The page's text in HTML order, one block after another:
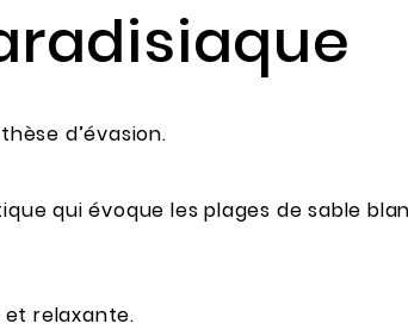
d’évasion.
qui évoque les plages de sable
relaxante.